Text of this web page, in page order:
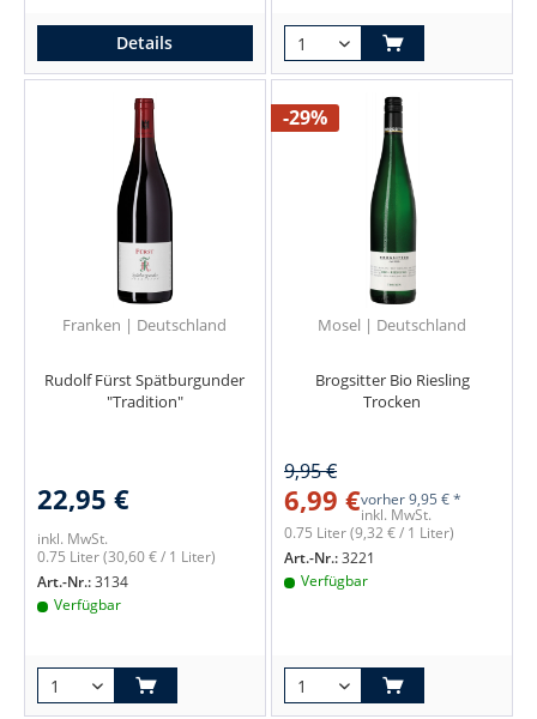
Details
Franken | Deutschland
Rudolf Fürst Spätburgunder
"Tradition"
22,95 €
inkl. MwSt.
0.75 Liter(30,60 € / 1 Liter)
Art.-Nr.:3134
Verfügbar
-29%
Mosel | Deutschland
Brogsitter Bio Riesling
Trocken
9,95 €
6,99 €vorher9,95 € *
inkl. MwSt.
0.75 Liter(9,32 € / 1 Liter)
Art.-Nr.:3221
Verfügbar